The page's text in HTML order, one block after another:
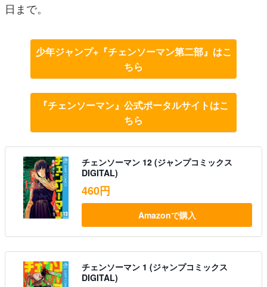
日まで。
少年ジャンプ+『チェンソーマン第二部』はこ
ちら
『チェンソーマン』公式ポータルサイトはこ
ちら
チェンソーマン 12 (ジャンプコミックス
DIGITAL)
460円
Amazonで購入
チェンソーマン 1 (ジャンプコミックス
DIGITAL)